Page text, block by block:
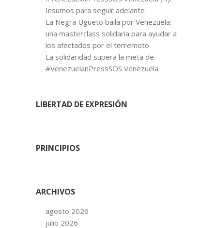
Insumos para seguir adelante
La Negra Ugueto baila por Venezuela:
una masterclass solidaria para ayudar a
los afectados por el terremoto
La solidaridad supera la meta de
#VenezuelanPressSOS Venezuela
LIBERTAD DE EXPRESIÓN
PRINCIPIOS
ARCHIVOS
agosto 2026
julio 2026